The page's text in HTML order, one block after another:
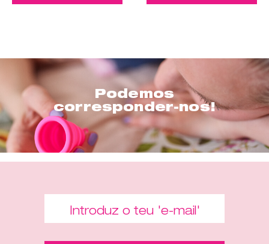
Podemos
corresponder-nos!